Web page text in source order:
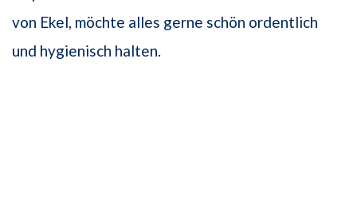
von Ekel, möchte alles gerne schön ordentlich
und hygienisch halten.